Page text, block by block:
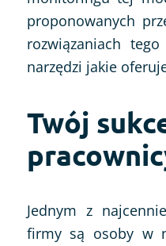
proponowanych
rozwiązaniach
narzędzi jakie
Twój
Jednym z
firmy są osoby w